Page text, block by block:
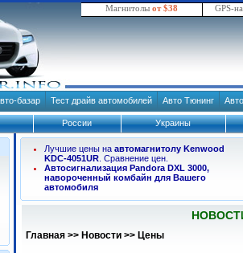
Магнитолы от $38 GPS-
базар Тест драйв автомобилей Авто Тюнинг
России Украины
Лучшие цены на автомагнитолу Kenwood
KDC-4051UR . Сравнение цен.
Автосигнализация Pandora DXL 3000,
навороченный комбайн для Вашего
автомобиля
Главная >> Новости >> Цены